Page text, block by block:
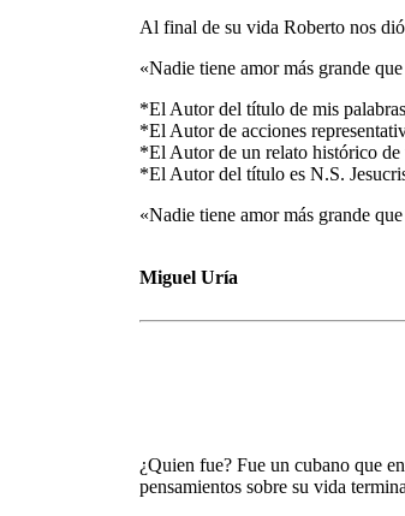
Al final de su vida Roberto nos
«Nadie tiene amor más grande
*El Autor del título de mis
*El Autor de acciones
*El Autor de un relato histórico de
*El Autor del título es N.S.
«Nadie tiene amor más grande
Miguel Uría
¿Quien fue? Fue un cubano que
pensamientos sobre su vida